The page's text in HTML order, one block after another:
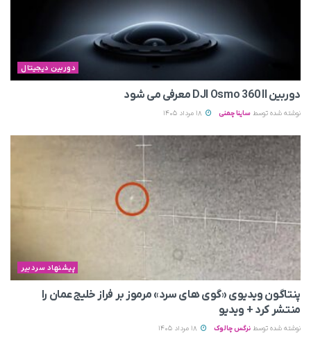
دوربین دیجیتال
دوربین DJI Osmo 360 II معرفی می‌ شود
نوشته شده توسط ساینا چمنی
پیشنهاد سردبیر
پنتاگون ویدیوی «گوی های سرد» مرموز بر فراز خلیج عمان را
منتشر کرد + ویدیو
نوشته شده توسط نرگس چالوک